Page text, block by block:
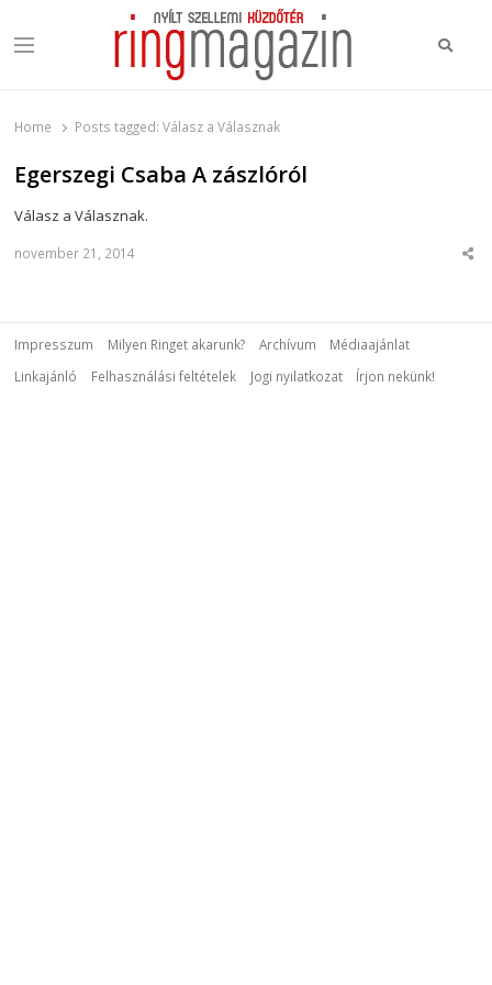
Menu
Home Posts tagged:Válasz a Válasznak
Egerszegi Csaba A zászlóról
Válasz a Válasznak.
november 21, 2014
Impresszum Milyen Ringet akarunk? Archívum
Médiaajánlat
Linkajánló
Felhasználási feltételek Jogi nyilatkozat Írjon nekünk!